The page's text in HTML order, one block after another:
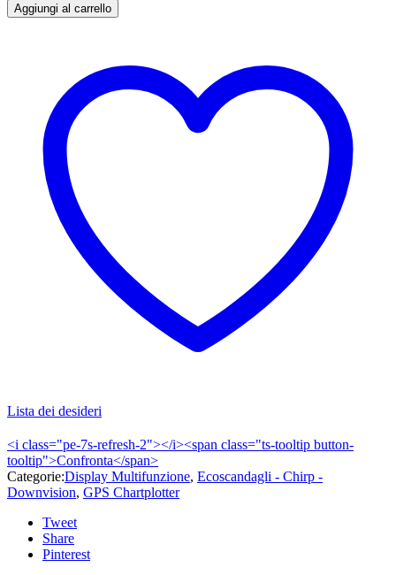
Aggiungi al carrello
Lista dei desideri
<i class="pe-7s-refresh-2"></i><span class="ts-tooltip button-
tooltip">Confronta</span>
Categorie:Display Multifunzione, Ecoscandagli - Chirp -
Downvision, GPS Chartplotter
Tweet
Share
Pinterest